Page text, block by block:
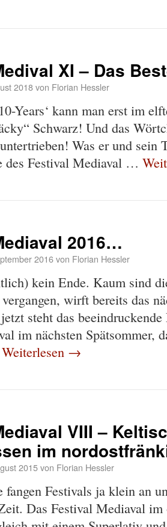
XI – Das
2018von Florian Hessler
Years‘ kann man erst im
Schwarz! Und das
Was er und sein
des Festival Mediaval …
2016…
2016von Florian Hessler
kein Ende. Kaum sind
wirft bereits das
steht das
im nächsten Spätsommer,
Weiterlesen →
VIII –
im
2015von Florian Hessler
fangen Festivals ja klein an
Das Festival Mediaval im